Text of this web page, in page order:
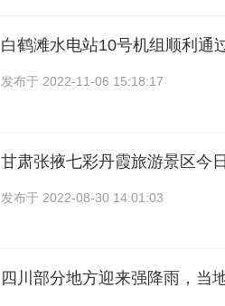
白鹤滩水电站10号机组顺利通
发布于 2022-11-06 15:18:17
甘肃张掖七彩丹霞旅游景区今
发布于 2022-08-30 14:01:03
四川部分地方迎来强降雨，当